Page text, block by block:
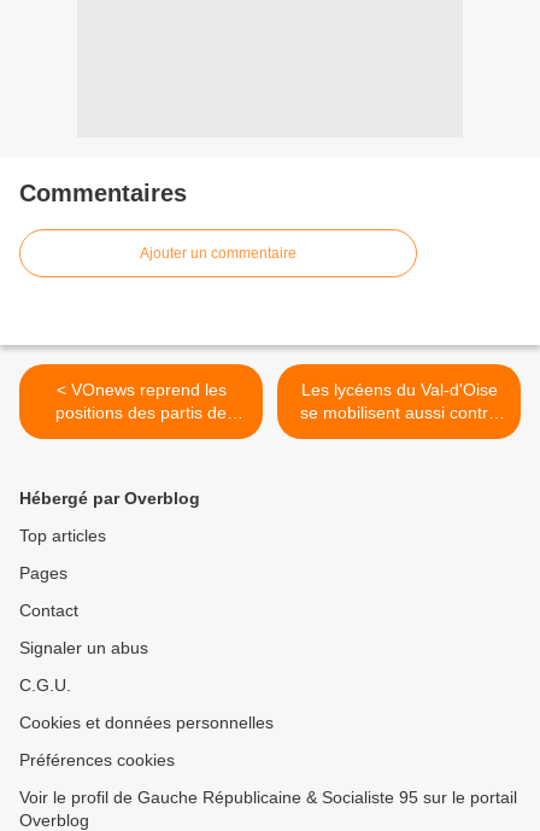
Commentaires
Ajouter un commentaire
< VOnews reprend les
positions des partis de
gauche du Val-d'Oise
Les lycéens du Val-d'Oise
se mobilisent aussi contre
la réforme des retraites
Hébergé par Overblog
Top articles
Pages
Contact
Signaler un abus
C.G.U.
Cookies et données personnelles
Préférences cookies
Voir le profil de Gauche Républicaine & Socialiste 95 sur le portail
Overblog